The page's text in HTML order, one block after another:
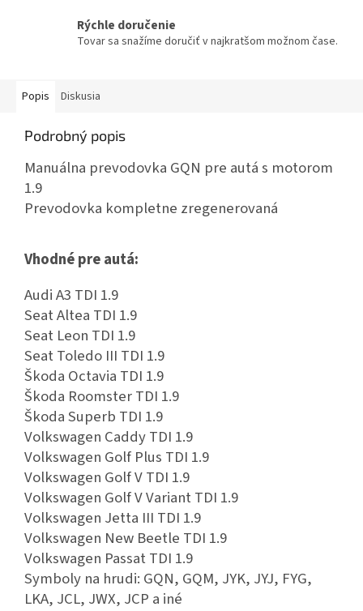
Rýchle doručenie
Tovar sa snažíme doručiť v najkratšom možnom čase.
Popis Diskusia
Podrobný popis
Manuálna prevodovka GQN pre autá s motorom
1.9
Prevodovka kompletne zregenerovaná
Vhodné pre autá:
Audi A3 TDI 1.9
Seat Altea TDI 1.9
Seat Leon TDI 1.9
Seat Toledo III TDI 1.9
Škoda Octavia TDI 1.9
Škoda Roomster TDI 1.9
Škoda Superb TDI 1.9
Volkswagen Caddy TDI 1.9
Volkswagen Golf Plus TDI 1.9
Volkswagen Golf V TDI 1.9
Volkswagen Golf V Variant TDI 1.9
Volkswagen Jetta III TDI 1.9
Volkswagen New Beetle TDI 1.9
Volkswagen Passat TDI 1.9
Symboly na hrudi: GQN, GQM, JYK, JYJ, FYG,
LKA, JCL, JWX, JCP a iné